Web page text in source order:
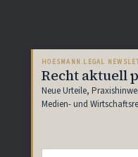
HOESMANN.LEGAL
Recht aktuell
Neue Urteile,
Medien- und